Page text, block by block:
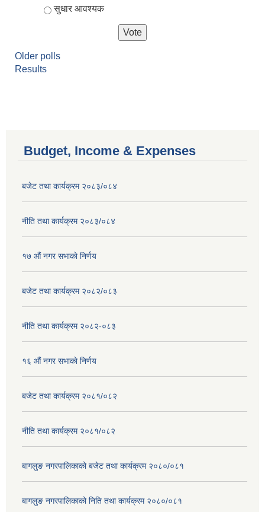
सुधार आवश्यक
Older polls
Results
Budget, Income & Expenses
बजेट तथा कार्यक्रम २०८३/०८४
नीति तथा कार्यक्रम २०८३/०८४
१७ ‌‍औं नगर सभाकाे निर्णय
बजेट तथा कार्यक्रम २०८२/०८३
नीति तथा कार्यक्रम २०८२-०८३
१६ ‌औं नगर सभाकाे निर्णय
बजेट तथा कार्यक्रम २०८१/०८२
नीति तथा कार्यक्रम २०८१/०८२
बागलुङ नगरपालिकाको बजेट तथा कार्यक्रम २०८०/०८१
बागलुङ नगरपालिकाको निति तथा कार्यक्रम २०८०/०८१